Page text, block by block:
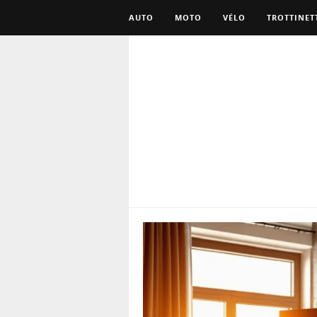
AUTO MOTO VÉLO